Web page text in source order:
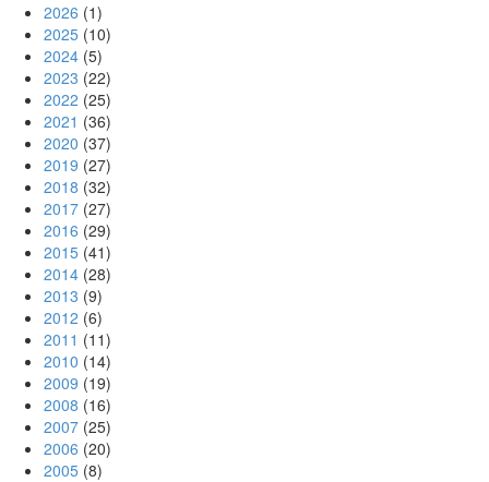
2026 (1)
2025 (10)
2024 (5)
2023 (22)
2022 (25)
2021 (36)
2020 (37)
2019 (27)
2018 (32)
2017 (27)
2016 (29)
2015 (41)
2014 (28)
2013 (9)
2012 (6)
2011 (11)
2010 (14)
2009 (19)
2008 (16)
2007 (25)
2006 (20)
2005 (8)